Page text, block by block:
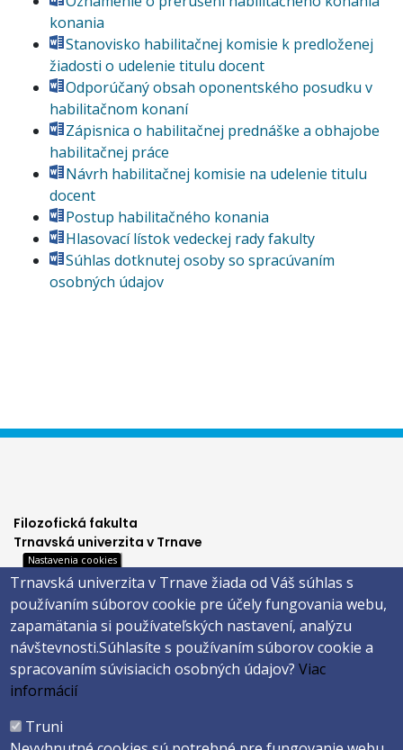
konania
Stanovisko habilitačnej komisie k predloženej
žiadosti o udelenie titulu docent
Odporúčaný obsah oponentského posudku v
habilitačnom konaní
Zápisnica o habilitačnej prednáške a obhajobe
habilitačnej práce
Návrh habilitačnej komisie na udelenie titulu
docent
Postup habilitačného konania
Hlasovací lístok vedeckej rady fakulty
Súhlas dotknutej osoby so spracúvaním
osobných údajov
Filozofická fakulta
Trnavská univerzita v Trnave
Hornopotočná 23
918 43 TRNAVA
tel.: 033/5939 213
IČO: 318 25 249
IČ DPH: SK2021177202
Footer
menu
Nastavenia cookies
Trnavská univerzita v Trnave žiada od Váš súhlas s
používaním súborov cookie pre účely fungovania webu,
zapamätania si používateľských nastavení, analýzu
návštevnosti.Súhlasíte s používaním súborov cookie a
spracovaním súvisiacich osobných údajov?Viac
informácií
Truni